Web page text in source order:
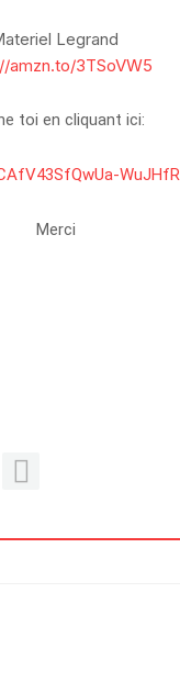
Legrand
amzn.to/3TSoVW5
toi en cliquant ici:
Merci